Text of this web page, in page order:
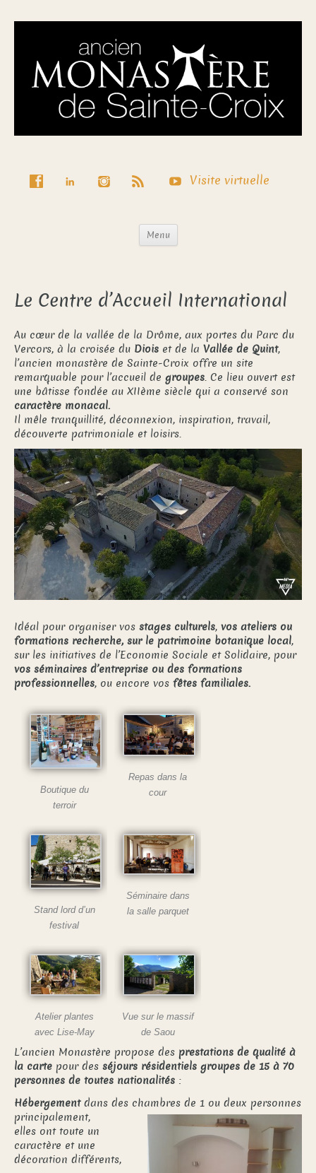
Visite virtuelle
Menu
Le Centre d’Accueil International
Au cœur de la vallée de la Drôme, aux portes du Parc du
Vercors, à la croisée du Diois et de la Vallée de Quint,
l’ancien monastère de Sainte-Croix offre un site
remarquable pour l’accueil de groupes. Ce lieu ouvert est
une bâtisse fondée au XIIème siècle qui a conservé son
caractère monacal.
Il mêle tranquillité, déconnexion, inspiration, travail,
découverte patrimoniale et loisirs.
Idéal pour organiser vos stages culturels, vos ateliers ou
formations recherche, sur le patrimoine botanique local,
sur les initiatives de l’Economie Sociale et Solidaire, pour
vos séminaires d’entreprise ou des formations
professionnelles, ou encore vos fêtes familiales.
Boutique du
terroir
Repas dans la
cour
Stand lord d’un
festival
Séminaire dans
la salle parquet
Atelier plantes
avec Lise-May
Vue sur le massif
de Saou
L’ancien Monastère propose des prestations de qualité à
la carte pour des séjours résidentiels groupes de 15 à 70
personnes de toutes nationalités :
Hébergementdans des chambres de 1 ou deux personnes
principalement,
elles ont toute un
caractère et une
décoration différents,